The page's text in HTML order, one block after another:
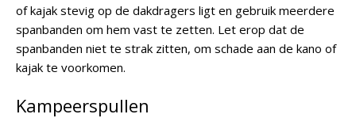
of kajak stevig op de dakdragers ligt en gebruik meerdere
spanbanden om hem vast te zetten. Let erop dat de
spanbanden niet te strak zitten, om schade aan de kano of
kajak te voorkomen.
Kampeerspullen